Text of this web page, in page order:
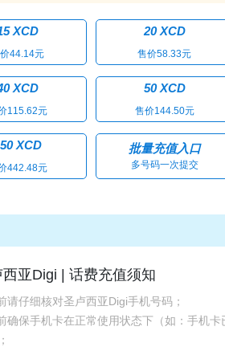
XCD
44.14元
20 XCD
售价58.33元
XCD
115.62元
50 XCD
售价144.50元
XCD
442.48元
批量充值入口
多号码一次提交
亚Digi | 话费充值须知
请仔细核对圣卢西亚Digi手机号码；
确保手机卡在正常使用状态下（如：手机